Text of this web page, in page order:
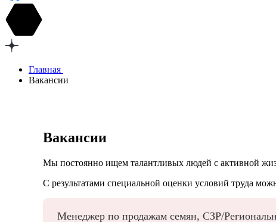
Главная
Вакансии
Вакансии
Мы постоянно ищем талантливых людей с активной
С результатами специальной оценки условий труда
Менеджер по продажам семян, СЗР/